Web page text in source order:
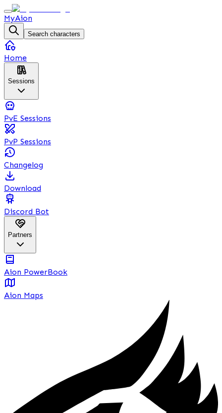
MyAion
Search characters
Home
Sessions
PvE Sessions
PvP Sessions
Changelog
Download
Discord Bot
Partners
Aion PowerBook
Aion Maps